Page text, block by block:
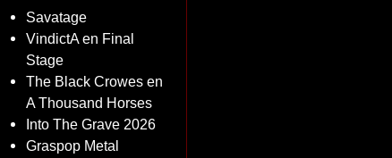
Savatage
VindictA en Final
Stage
The Black Crowes en
A Thousand Horses
Into The Grave 2026
Graspop Metal